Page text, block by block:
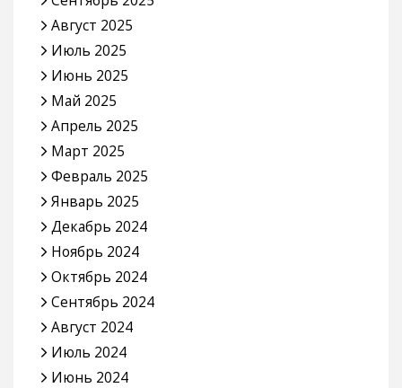
Август 2025
Июль 2025
Июнь 2025
Май 2025
Апрель 2025
Март 2025
Февраль 2025
Январь 2025
Декабрь 2024
Ноябрь 2024
Октябрь 2024
Сентябрь 2024
Август 2024
Июль 2024
Июнь 2024